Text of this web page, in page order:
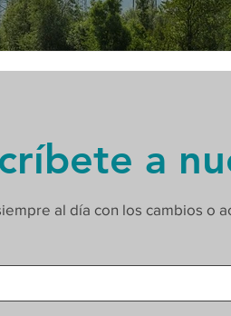
a
al día con los cambios o